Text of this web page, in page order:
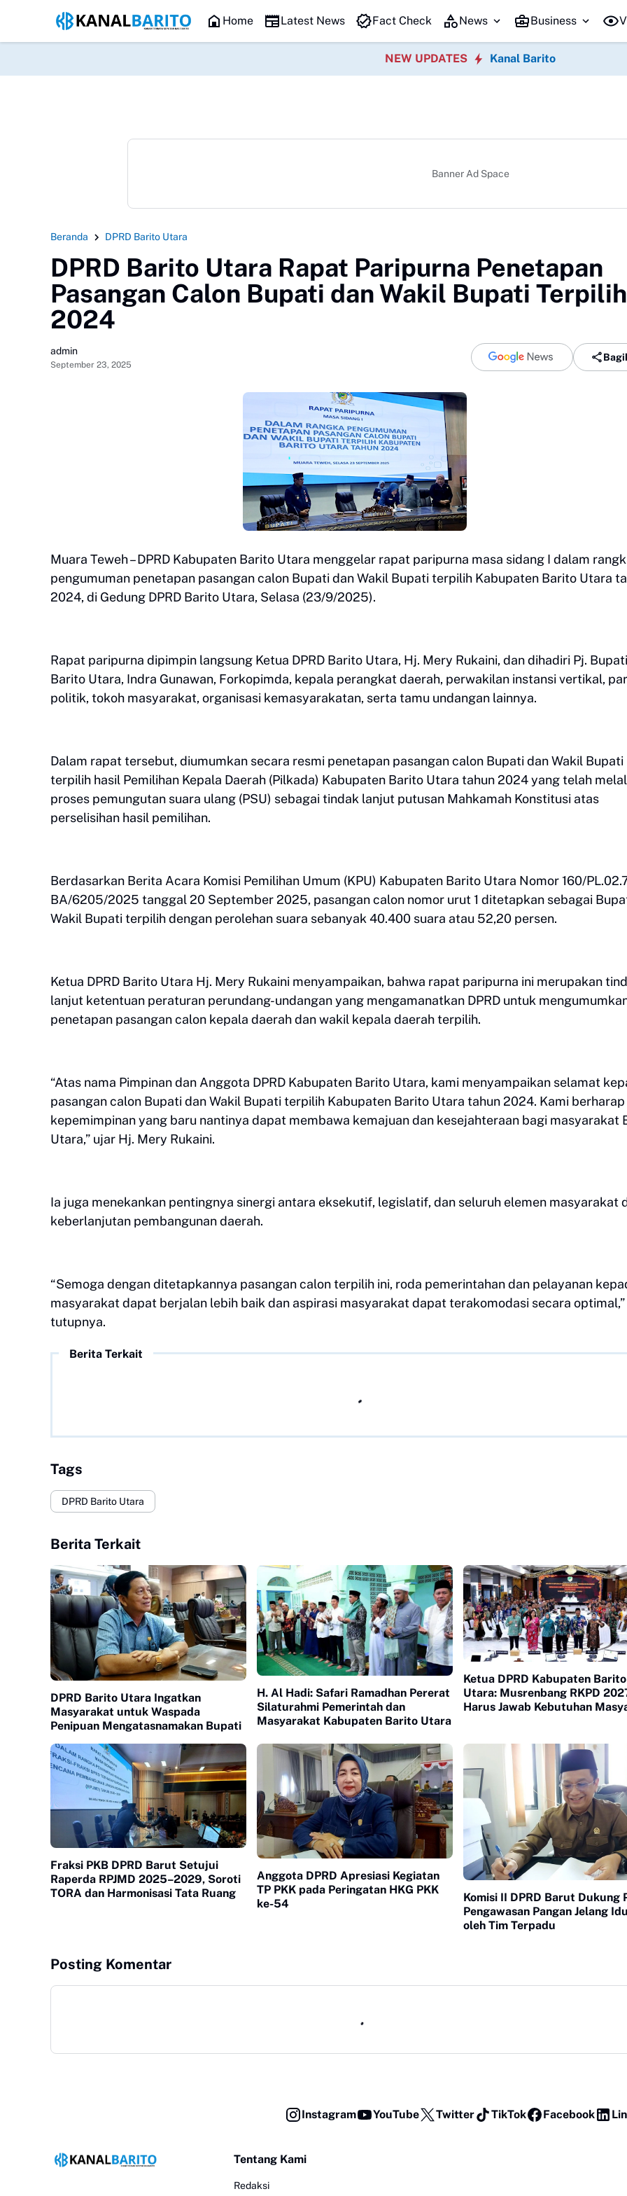
HEADLINE Hari Ketiga Kaji Tiru, Pemkab Barito Utara
Home Latest News Fact Check News Business
NEW UPDATES Kanal Barito
Banner Ad Space
Beranda DPRD Barito Utara
DPRD Barito Utara Rapat Paripurna Penetapan
Pasangan Calon Bupati dan Wakil Bupati Terpilih
2024
admin
September 23, 2025
Muara Teweh – DPRD Kabupaten Barito Utara menggelar rapat paripurna masa sidang I dalam
pengumuman penetapan pasangan calon Bupati dan Wakil Bupati terpilih Kabupaten Barito Utara
2024, di Gedung DPRD Barito Utara, Selasa (23/9/2025).
Rapat paripurna dipimpin langsung Ketua DPRD Barito Utara, Hj. Mery Rukaini, dan dihadiri Pj. Bupati
Barito Utara, Indra Gunawan, Forkopimda, kepala perangkat daerah, perwakilan instansi vertikal,
politik, tokoh masyarakat, organisasi kemasyarakatan, serta tamu undangan lainnya.
Dalam rapat tersebut, diumumkan secara resmi penetapan pasangan calon Bupati dan Wakil Bupati
terpilih hasil Pemilihan Kepala Daerah (Pilkada) Kabupaten Barito Utara tahun 2024 yang telah
proses pemungutan suara ulang (PSU) sebagai tindak lanjut putusan Mahkamah Konstitusi atas
perselisihan hasil pemilihan.
Berdasarkan Berita Acara Komisi Pemilihan Umum (KPU) Kabupaten Barito Utara Nomor 160/
BA/6205/2025 tanggal 20 September 2025, pasangan calon nomor urut 1 ditetapkan sebagai
Wakil Bupati terpilih dengan perolehan suara sebanyak 40.400 suara atau 52,20 persen.
Ketua DPRD Barito Utara Hj. Mery Rukaini menyampaikan, bahwa rapat paripurna ini merupakan
lanjut ketentuan peraturan perundang-undangan yang mengamanatkan DPRD untuk
penetapan pasangan calon kepala daerah dan wakil kepala daerah terpilih.
“Atas nama Pimpinan dan Anggota DPRD Kabupaten Barito Utara, kami menyampaikan selamat
pasangan calon Bupati dan Wakil Bupati terpilih Kabupaten Barito Utara tahun 2024. Kami
kepemimpinan yang baru nantinya dapat membawa kemajuan dan kesejahteraan bagi masyarakat
Utara,” ujar Hj. Mery Rukaini.
Ia juga menekankan pentingnya sinergi antara eksekutif, legislatif, dan seluruh elemen masyarakat
keberlanjutan pembangunan daerah.
“Semoga dengan ditetapkannya pasangan calon terpilih ini, roda pemerintahan dan pelayanan
masyarakat dapat berjalan lebih baik dan aspirasi masyarakat dapat terakomodasi secara optimal,”
tutupnya.
Berita Terkait
Tags
DPRD Barito Utara
Berita Terkait
DPRD Barito Utara Ingatkan
Masyarakat untuk Waspada
Penipuan Mengatasnamakan Bupati
H. Al Hadi: Safari Ramadhan Pererat
Silaturahmi Pemerintah dan
Masyarakat Kabupaten Barito Utara
Ketua DPRD Kabupaten Barito
Utara: Musrenbang RKPD
Harus Jawab Kebutuhan
Fraksi PKB DPRD Barut Setujui
Raperda RPJMD 2025–2029, Soroti
TORA dan Harmonisasi Tata Ruang
Anggota DPRD Apresiasi Kegiatan
TP PKK pada Peringatan HKG PKK
ke-54
Komisi II DPRD Barut Dukung
Pengawasan Pangan Jelang
oleh Tim Terpadu
Posting Komentar
Instagram YouTube Twitter TikTok Facebook
Tentang Kami
Redaksi